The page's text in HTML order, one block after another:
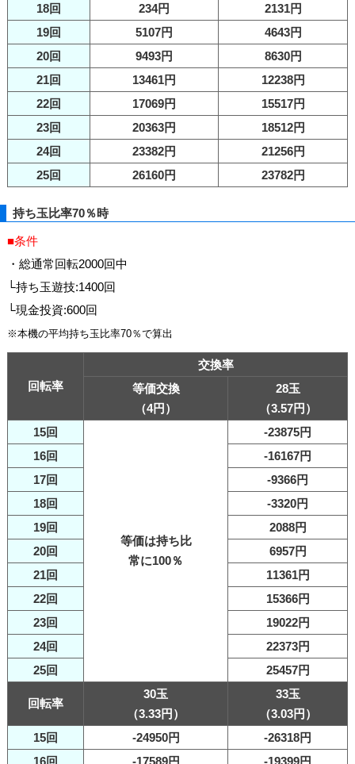
18回
234円
2131円
19回
5107円
4643円
20回
9493円
8630円
21回
13461円
12238円
22回
17069円
15517円
23回
20363円
18512円
24回
23382円
21256円
25回
26160円 23782円
持ち玉比率70％時
■条件
・総通常回転2000回中
└持ち玉遊技:1400回
└現金投資:600回
※本機の平均持ち玉比率70％で算出
回転率
交換率
等価交換
（4円）
28玉
（3.57円）
15回
等価は持ち比
常に100％
-23875円
16回
-16167円
17回
-9366円
18回
-3320円
19回
2088円
20回
6957円
21回
11361円
22回
15366円
23回
19022円
24回
22373円
25回
25457円
回転率
30玉
（3.33円）
33玉
（3.03円）
15回
-24950円
-26318円